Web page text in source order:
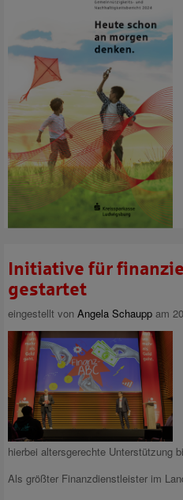
Initiative für
gestartet
eingestellt von Angela Schaupp am
hierbei altersgerechte Unterstützung
Als größter Finanzdienstleister im